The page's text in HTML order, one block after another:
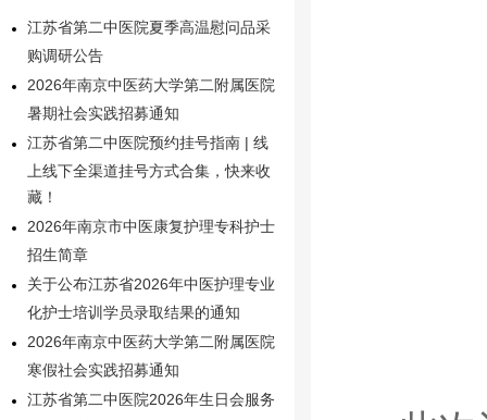
江苏省第二中医院夏季高温慰问品采
购调研公告
2026年南京中医药大学第二附属医院
暑期社会实践招募通知
江苏省第二中医院预约挂号指南 | 线
上线下全渠道挂号方式合集，快来收
藏！
2026年南京市中医康复护理专科护士
招生简章
关于公布江苏省2026年中医护理专业
化护士培训学员录取结果的通知
2026年南京中医药大学第二附属医院
寒假社会实践招募通知
江苏省第二中医院2026年生日会服务